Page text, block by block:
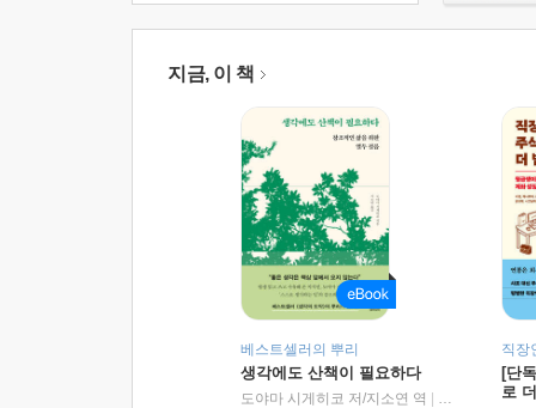
지금, 이 책
베스트셀러의 뿌리
생각에도 산책이 필요하다
도야마 시게히코 저/지소연 역
알에이치코리
직장
[단
로